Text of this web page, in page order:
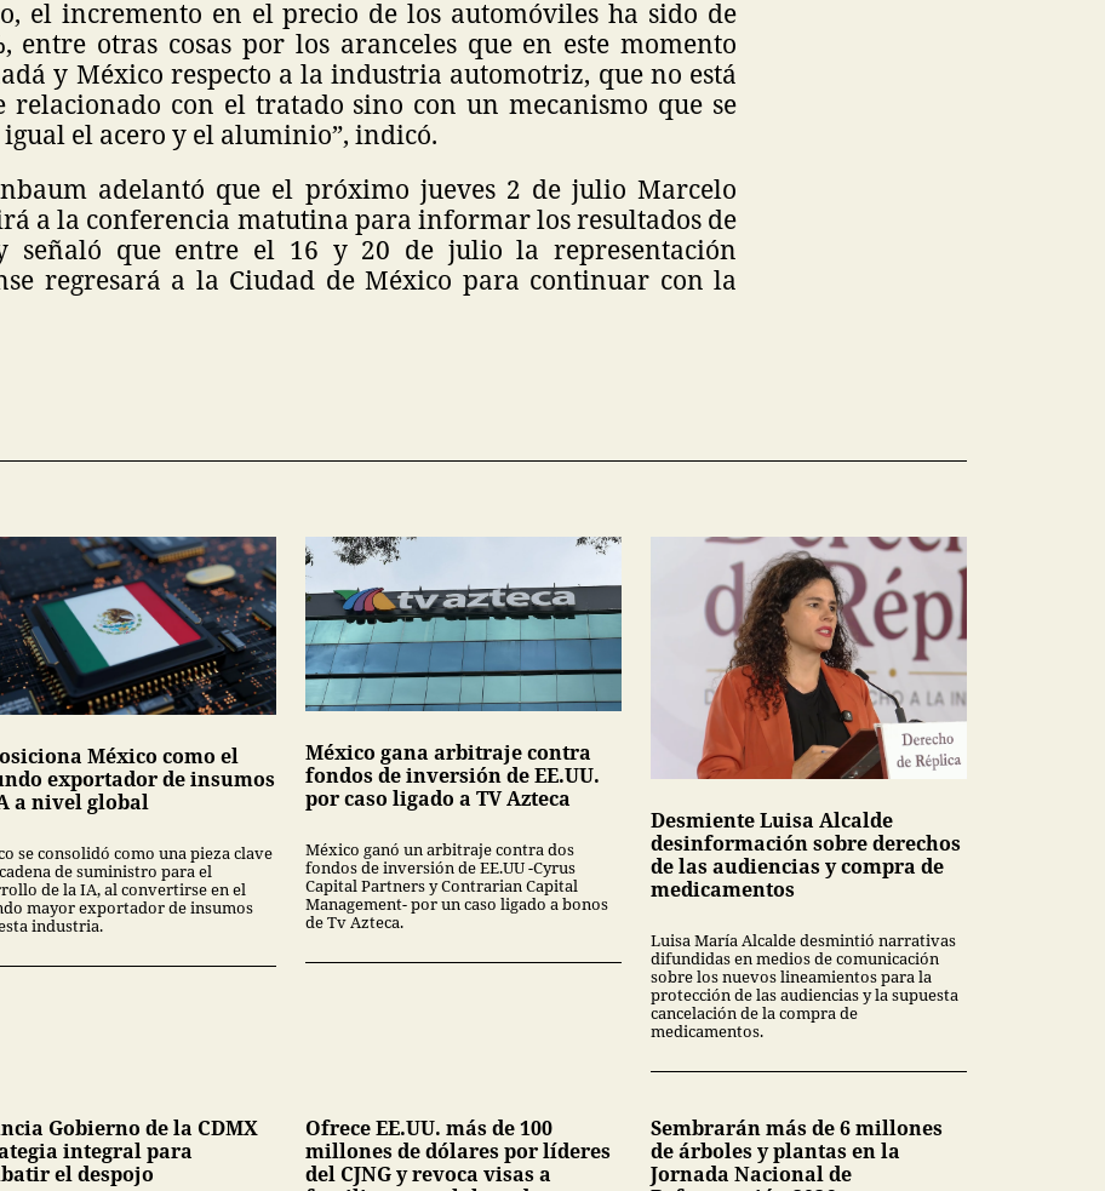
el incremento en el precio de los automóviles ha sido de
entre otras cosas por los aranceles que en este momento
y México respecto a la industria automotriz, que no está
relacionado con el tratado sino con un mecanismo que se
el acero y el aluminio”, indicó.
adelantó que el próximo jueves 2 de julio Marcelo
a la conferencia matutina para informar los resultados de
señaló que entre el 16 y 20 de julio la representación
regresará a la Ciudad de México para continuar con la
México como el
exportador de insumos
a nivel global
se consolidó como una pieza clave
de suministro para el
de la IA, al convertirse en el
mayor exportador de insumos
industria.
México gana arbitraje contra
fondos de inversión de EE.UU.
por caso ligado a TV Azteca
México ganó un arbitraje contra dos
fondos de inversión de EE.UU -Cyrus
Capital Partners y Contrarian Capital
Management- por un caso ligado a bonos
de Tv Azteca.
Desmiente Luisa Alcalde
desinformación sobre derechos
de las audiencias y compra de
medicamentos
Luisa María Alcalde desmintió narrativas
difundidas en medios de comunicación
sobre los nuevos lineamientos para la
protección de las audiencias y la supuesta
cancelación de la compra de
medicamentos.
Gobierno de la CDMX
integral para
el despojo
Ofrece EE.UU. más de 100
millones de dólares por líderes
del CJNG y revoca visas a
Sembrarán más de 6 millones
de árboles y plantas en la
Jornada Nacional de